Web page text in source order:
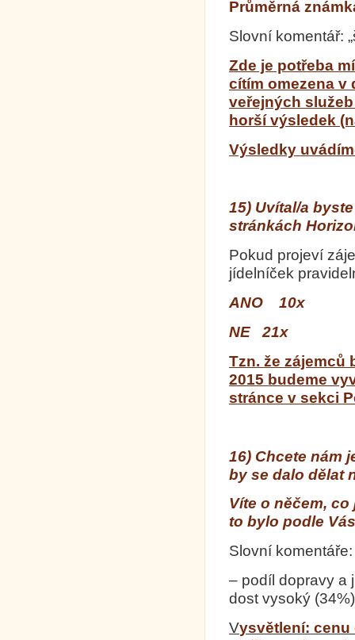
Průměrná
Slovní komentář:
Zde je potřeba
cítím omezena
veřejných
horší výsledek
Výsledky
15) Uvítal/a
stránkách
Pokud projeví
jídelníček
ANO 10x
NE 21x
Tzn. že zájemců
2015 budeme
stránce v sekci
16) Chcete nám
by se dalo dělat
Víte o něčem,
to bylo podle
Slovní komentáře:
– podíl dopravy a
dost vysoký
Vysvětlení: cenu